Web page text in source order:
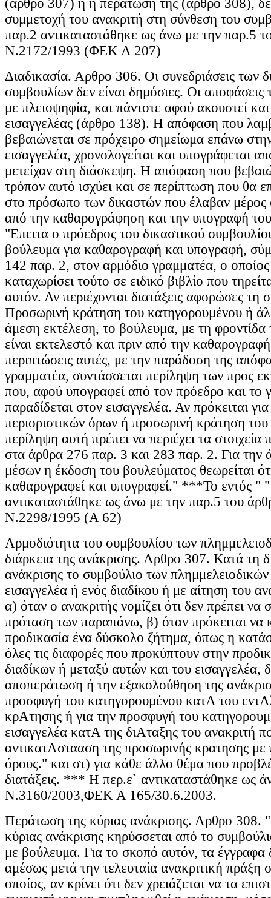
(άρθρο 307) ή η περάτωσή της (άρθρο 308),
συμμετοχή του ανακριτή στη σύνθεση του
παρ.2 αντικαταστάθηκε ως άνω με την παρ.5
Ν.2172/1993 (ΦΕΚ Α 207)
Διαδικασία. Αρθρο 306. Οι συνεδριάσεις των
συμβουλίων δεν είναι δημόσιες. Οι αποφάσεις
με πλειοψηφία, και πάντοτε αφού ακουστεί
εισαγγελέας (άρθρο 138). Η απόφαση που
βεβαιώνεται σε πρόχειρο σημείωμα επάνω
εισαγγελέα, χρονολογείται και υπογράφεται
μετείχαν στη διάσκεψη. Η απόφαση που
τρόπον αυτό ισχύει και σε περίπτωση που θα
στο πρόσωπο των δικαστών που έλαβαν μέρος
από την καθαρογράφηση και την υπογραφή
"Επειτα ο πρόεδρος του δικαστικού
βούλευμα για καθαρογραφή και υπογραφή,
142 παρ. 2, στον αρμόδιο γραμματέα, ο
καταχωρίσει τούτο σε ειδικό βιβλίο που
αυτόν. Αν περιέχονται διατάξεις αφορώσες τη
Προσωρινή κράτηση του κατηγορουμένου ή
άμεση εκτέλεση, το βούλευμα, με τη φροντίδα
είναι εκτελεστό και πριν από την
περιπτώσεις αυτές, με την παράδοση της
γραμματέα, συντάσσεται περίληψη των προς
που, αφού υπογραφεί από τον πρόεδρο και το
παραδίδεται στον εισαγγελέα. Αν πρόκειται
περιοριστικών όρων ή προσωρινή κράτηση
περίληψη αυτή πρέπει να περιέχει τα στοιχεία
στα άρθρα 276 παρ. 3 και 283 παρ. 2. Για την
μέσων η έκδοση του βουλεύματος θεωρείται
καθαρογραφεί και υπογραφεί." ***Το εντός " "
αντικαταστάθηκε ως άνω με την παρ.5 του
Ν.2298/1995 (Α 62)
Αρμοδιότητα του συμβουλίου των
διάρκεια της ανάκρισης. Αρθρο 307. Κατά τη
ανάκρισης το συμβούλιο των
εισαγγελέα ή ενός διαδίκου ή με αίτηση του
α) όταν ο ανακριτής νομίζει ότι δεν πρέπει
πρόταση των παραπάνω, β) όταν πρόκειται να
προδικασία ένα δύσκολο ζήτημα, όπως η
όλες τις διαφορές που προκύπτουν στην
διαδίκων ή μεταξύ αυτών και του εισαγγελέα,
αποπεράτωση ή την εξακολούθηση της
προσφυγή του κατηγορουμένου κατΑ του
κρΑτησης ή για την προσφυγή του
εισαγγελέα κατΑ της διΑταξης του ανακριτή
αντικατΑστααση της προσωρινής κρατησης με
όρους." και στ) για κάθε άλλο θέμα που
διατάξεις. *** Η περ.ε` αντικαταστάθηκε ως
Ν.3160/2003,ΦΕΚ Α 165/30.6.2003.
Περάτωση της κύριας ανάκρισης. Αρθρο 308.
κύριας ανάκρισης κηρύσσεται από το
με βούλευμα. Για το σκοπό αυτόν, τα έγγραφα
αμέσως μετά την τελευταία ανακριτική πράξη
οποίος, αν κρίνει ότι δεν χρειάζεται να τα